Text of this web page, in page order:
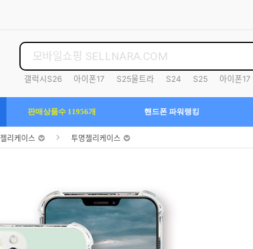
갤럭시S26 아이폰17 S25울트라 S24 S25
아이폰17
판매상품수 11956개 핸드폰 파워랭킹
젤리케이스 투명젤리케이스